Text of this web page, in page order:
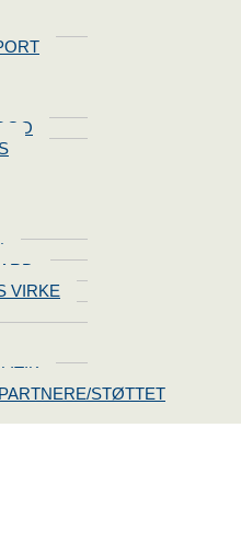
VIRKE
STØTTET